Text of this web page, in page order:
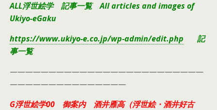
ALL浮世絵学 記事一覧 All articles and images of
Ukiyo-eGaku
https://www.ukiyo-e.co.jp/wp-admin/edit.php 記
事一覧
—————————————————————————
———————————————
G浮世絵学00 御案内 酒井雁高（浮世絵・酒井好古